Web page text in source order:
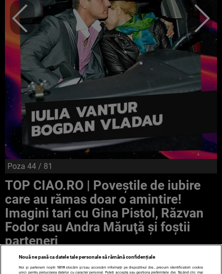
Poza 44 / 81
TOP CIAO.RO | Poveştile de iubire
care au rămas doar o amintire!
Imagini tari cu Gina Pistol, Răzvan
Fodor sau Andra Măruţă şi foştii
parteneri
Nouă ne pasă ca datele tale personale să rămână confidențiale
Noi și partenerii noștri 1019stocăm și/sau accesăm informații pe dispozitivul dvs., precum identificatorii cookie
unici pentru prelucrarea datelor cu caracter personal. Puteți accepta sau gestiona preferințele dvs. făcând clic mai